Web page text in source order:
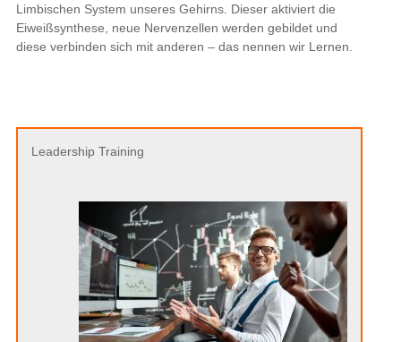
Limbischen System unseres Gehirns. Dieser aktiviert die
Eiweißsynthese, neue Nervenzellen werden gebildet und
diese verbinden sich mit anderen – das nennen wir Lernen.
Leadership Training